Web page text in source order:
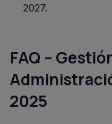
2027.
FAQ –
2025